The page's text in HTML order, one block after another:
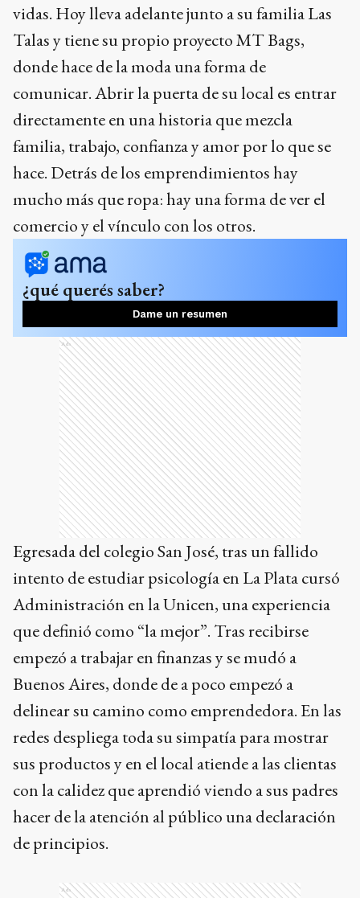
vidas. Hoy lleva adelante junto a su familia Las
Talas y tiene su propio proyecto MT Bags,
donde hace de la moda una forma de
comunicar. Abrir la puerta de su local es entrar
directamente en una historia que mezcla
familia, trabajo, confianza y amor por lo que se
hace. Detrás de los emprendimientos hay
mucho más que ropa: hay una forma de ver el
comercio y el vínculo con los otros.
¿qué querés saber?
Dame un resumen
Ads
Egresada del colegio San José, tras un fallido
intento de estudiar psicología en La Plata cursó
Administración en la Unicen, una experiencia
que definió como “la mejor”. Tras recibirse
empezó a trabajar en finanzas y se mudó a
Buenos Aires, donde de a poco empezó a
delinear su camino como emprendedora. En las
redes despliega toda su simpatía para mostrar
sus productos y en el local atiende a las clientas
con la calidez que aprendió viendo a sus padres
hacer de la atención al público una declaración
de principios.
Ads